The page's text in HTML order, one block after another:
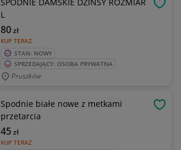
L
KUP TERAZ
80zł
STAN: NOWY
SPRZEDAJĄCY: OSOBA PRYWATNA
Pruszków
Spodnie białe nowe z metkami
przetarcia
KUP TERAZ
45zł